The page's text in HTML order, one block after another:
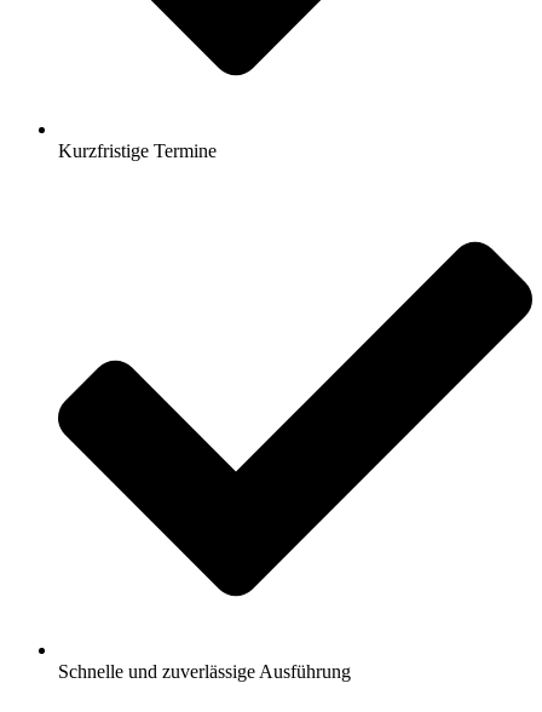
Kurzfristige Termine
Schnelle und zuverlässige Ausführung